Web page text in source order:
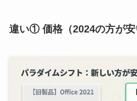
違い① 価格（2024の方が安